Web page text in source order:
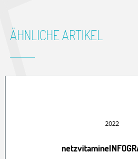
ÄHNLICHE ARTIKEL
2022